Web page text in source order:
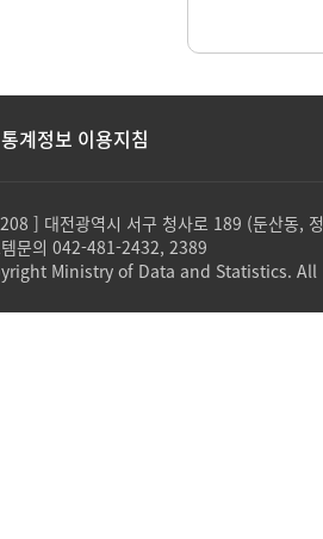
통계정보 이용지침
] 대전광역시 서구 청사로 189 (둔산동,
문의 042-481-2432, 2389
Ministry of Data and Statistics.